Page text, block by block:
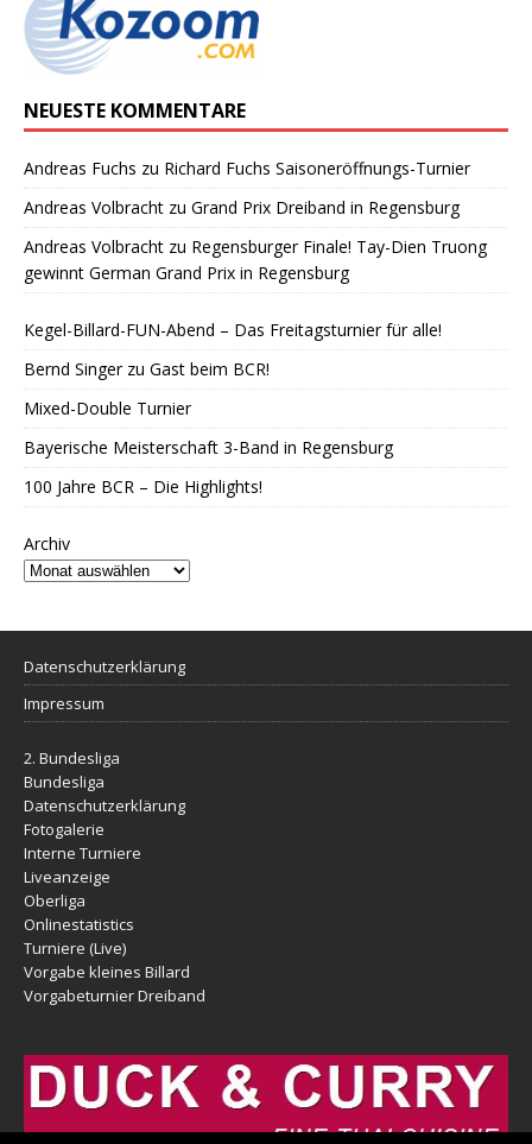
NEUESTE KOMMENTARE
Andreas Fuchs zu Richard Fuchs Saisoneröffnungs-Turnier
Andreas Volbracht zu Grand Prix Dreiband in Regensburg
Andreas Volbracht zu Regensburger Finale! Tay-Dien Truong
gewinnt German Grand Prix in Regensburg
Kegel-Billard-FUN-Abend – Das Freitagsturnier für alle!
Bernd Singer zu Gast beim BCR!
Mixed-Double Turnier
Bayerische Meisterschaft 3-Band in Regensburg
100 Jahre BCR – Die Highlights!
Archiv
Datenschutzerklärung
Impressum
2. Bundesliga
Bundesliga
Datenschutzerklärung
Fotogalerie
Interne Turniere
Liveanzeige
Oberliga
Onlinestatistics
Turniere (Live)
Vorgabe kleines Billard
Vorgabeturnier Dreiband